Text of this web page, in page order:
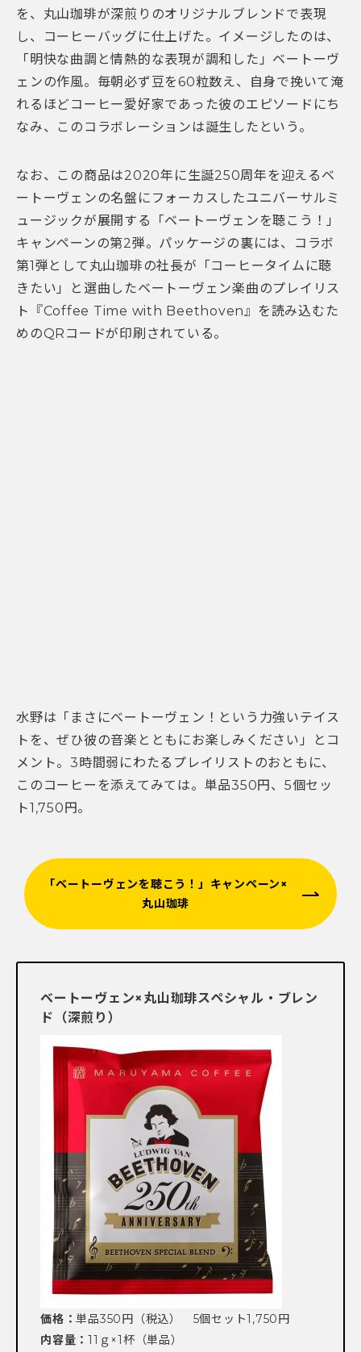
を、丸山珈琲が深煎りのオリジナルブレンドで表現
し、コーヒーバッグに仕上げた。イメージしたのは、
「明快な曲調と情熱的な表現が調和した」ベートーヴ
ェンの作風。毎朝必ず豆を60粒数え、自身で挽いて淹
れるほどコーヒー愛好家であった彼のエピソードにち
なみ、このコラボレーションは誕生したという。
なお、この商品は2020年に生誕250周年を迎えるベ
ートーヴェンの名盤にフォーカスしたユニバーサルミ
ュージックが展開する「ベートーヴェンを聴こう！」
キャンペーンの第2弾。パッケージの裏には、コラボ
第1弾として丸山珈琲の社長が「コーヒータイムに聴
きたい」と選曲したベートーヴェン楽曲のプレイリス
ト『Coffee Time with Beethoven』を読み込むた
めのQRコードが印刷されている。
水野は「まさにベートーヴェン！という力強いテイス
トを、ぜひ彼の音楽とともにお楽しみください」とコ
メント。3時間弱にわたるプレイリストのおともに、
このコーヒーを添えてみては。単品350円、5個セッ
ト1,750円。
「ベートーヴェンを聴こう！」キャンペーン×
丸山珈琲
ベートーヴェン×丸山珈琲スペシャル・ブレン
ド（深煎り）
価格：単品350円（税込） 5個セット1,750円
内容量： 11ｇ×1杯（単品）